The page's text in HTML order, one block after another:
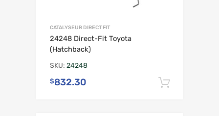
CATALYSEUR DIRECT FIT
24248 Direct-Fit Toyota
(Hatchback)
SKU: 24248
$832.30